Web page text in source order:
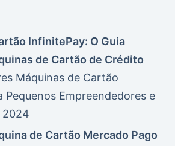
InfinitePay: O Guia
de Cartão de Crédito
Máquinas de Cartão
Pequenos Empreendedores e
2024
de Cartão Mercado Pago